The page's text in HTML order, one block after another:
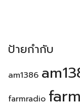
ป้ายกำกับ
am1386
farmradio